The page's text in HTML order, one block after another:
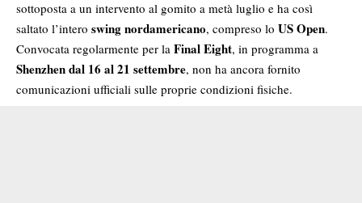
sottoposta a un intervento al gomito a metà luglio e ha così
saltato l’intero swing nordamericano, compreso lo US Open.
Convocata regolarmente per la Final Eight, in programma a
Shenzhen dal 16 al 21 settembre, non ha ancora fornito
comunicazioni ufficiali sulle proprie condizioni fisiche.